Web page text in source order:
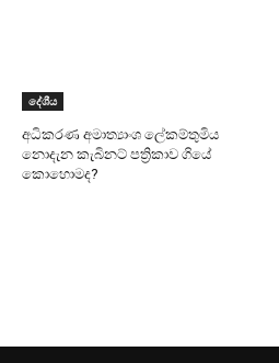
දේශීය
අධිකරණ අමාත්‍යාංශ ලේකම්තුමිය
නොදැන කැබිනට් පත්‍රිකාව ගියේ
කොහොමද?